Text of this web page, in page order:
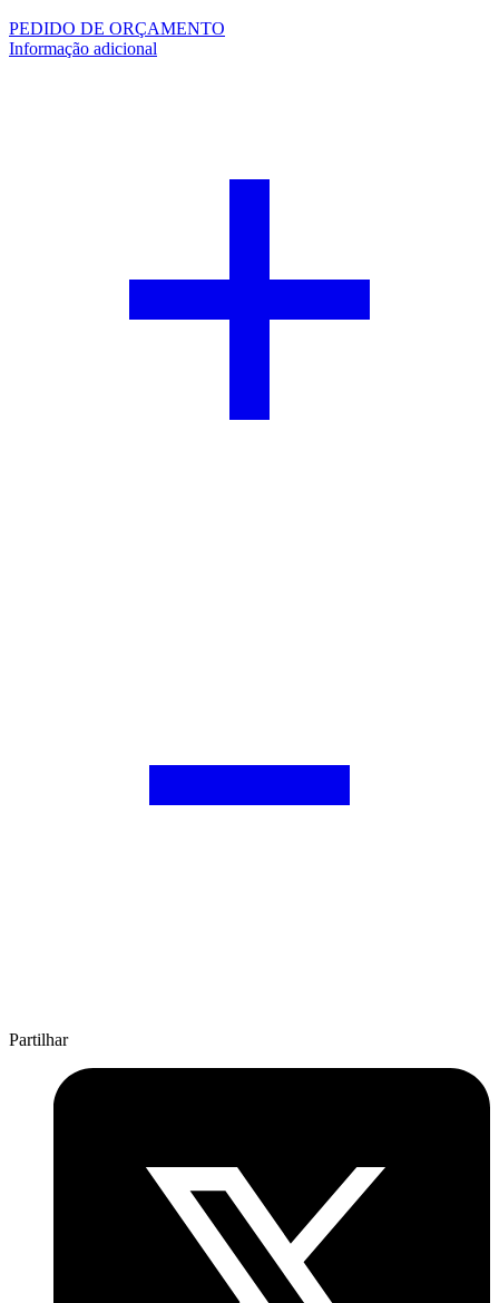
PEDIDO DE ORÇAMENTO
Informação adicional
Partilhar